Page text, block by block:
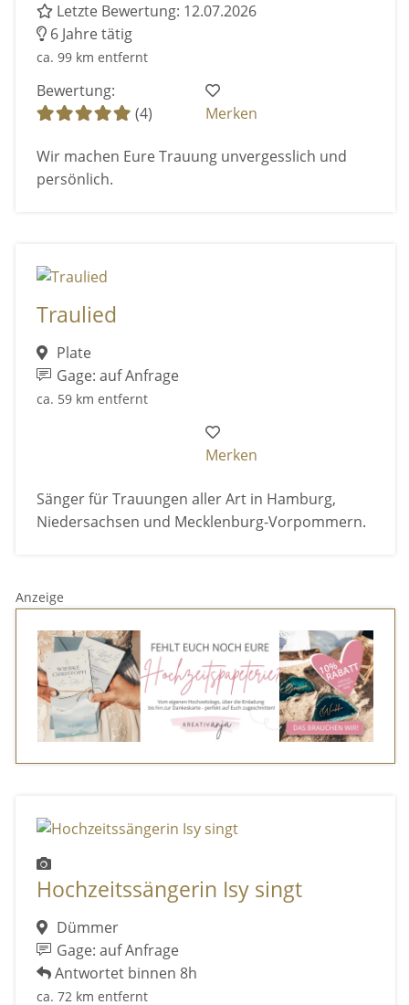
Letzte Bewertung: 12.07.2026
6 Jahre tätig
ca. 99 km entfernt
Bewertung:
(4)
Merken
Wir machen Eure Trauung unvergesslich und
persönlich.
Traulied
Plate
Gage: auf Anfrage
ca. 59 km entfernt
Merken
Sänger für Trauungen aller Art in Hamburg,
Niedersachsen und Mecklenburg-Vorpommern.
Anzeige
Hochzeitssängerin Isy singt
Dümmer
Gage: auf Anfrage
Antwortet binnen 8h
ca. 72 km entfernt